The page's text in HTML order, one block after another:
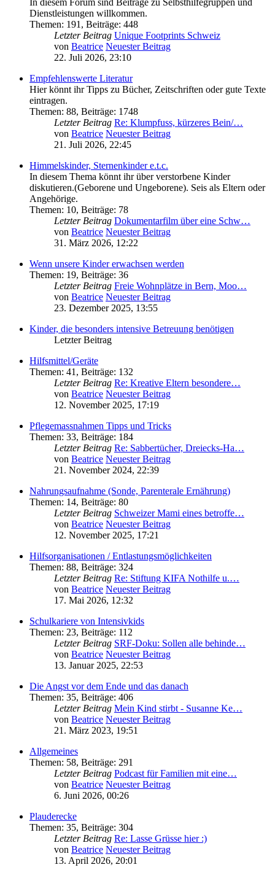
Dienstleistungen willkommen.
Themen: 191 , Beiträge: 448
Letzter Beitrag Unique Footprints Schweiz
von Beatrice Neuester Beitrag
22. Juli 2026, 23:10
Empfehlenswerte Literatur
Hier könnt ihr Tipps zu Bücher, Zeitschriften oder gute Texte
eintragen.
Themen: 88, Beiträge: 1748
Letzter Beitrag Re: Klumpfuss, kürzeres Bein/…
von Beatrice Neuester Beitrag
21. Juli 2026, 22:45
Himmelskinder, Sternenkinder e.t.c.
In diesem Thema könnt ihr über verstorbene Kinder
diskutieren.(Geborene und Ungeborene). Seis als Eltern oder
Angehörige.
Themen: 10, Beiträge: 78
Letzter Beitrag Dokumentarfilm über eine Schw…
von Beatrice Neuester Beitrag
31. März 2026, 12:22
Wenn unsere Kinder erwachsen werden
Themen: 19, Beiträge: 36
Letzter Beitrag Freie Wohnplätze in Bern, Moo…
von Beatrice Neuester Beitrag
23. Dezember 2025, 13:55
Kinder, die besonders intensive Betreuung benötigen
Letzter Beitrag
Hilfsmittel/Geräte
Themen: 41 , Beiträge: 132
Letzter Beitrag Re: Kreative Eltern besondere…
von Beatrice Neuester Beitrag
12. November 2025, 17:19
Pflegemassnahmen Tipps und Tricks
Themen: 33, Beiträge: 184
Letzter Beitrag Re: Sabbertücher, Dreiecks-Ha…
von Beatrice Neuester Beitrag
21. November 2024, 22:39
Nahrungsaufnahme (Sonde, Parenterale Ernährung)
Themen: 14, Beiträge: 80
Letzter Beitrag Schweizer Mami eines betroffe…
von Beatrice Neuester Beitrag
12. November 2025, 17:21
Hilfsorganisationen / Entlastungsmöglichkeiten
Themen: 88, Beiträge: 324
Letzter Beitrag Re: Stiftung KIFA Nothilfe u.…
von Beatrice Neuester Beitrag
17. Mai 2026, 12:32
Schulkariere von Intensivkids
Themen: 23, Beiträge: 112
Letzter Beitrag SRF-Doku: Sollen alle behinde…
von Beatrice Neuester Beitrag
13. Januar 2025, 22:53
Die Angst vor dem Ende und das danach
Themen: 35, Beiträge: 406
Letzter Beitrag Mein Kind stirbt - Susanne Ke…
von Beatrice Neuester Beitrag
21. März 2023, 19:51
Allgemeines
Themen: 58, Beiträge: 291
Letzter Beitrag Podcast für Familien mit eine…
von Beatrice Neuester Beitrag
6. Juni 2026, 00:26
Plauderecke
Themen: 35, Beiträge: 304
Letzter Beitrag Re: Lasse Grüsse hier :)
von Beatrice Neuester Beitrag
13. April 2026, 20:01